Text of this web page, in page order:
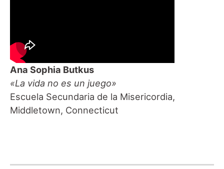
Ana Sophia Butkus
«La vida no es un juego»
Escuela Secundaria de la Misericordia,
Middletown, Connecticut